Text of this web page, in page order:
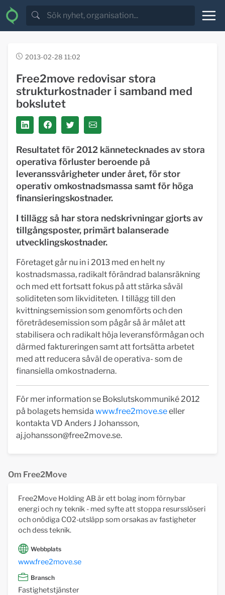
2013-02-28 11:02
Free2move redovisar stora
strukturkostnader i samband med
bokslutet
Resultatet för 2012 kännetecknades av stora
operativa förluster beroende på
leveranssvårigheter under året, för stor
operativ omkostnadsmassa samt för höga
finansieringskostnader.
I tillägg så har stora nedskrivningar gjorts av
tillgångsposter, primärt balanserade
utvecklingskostnader.
Företaget går nu in i 2013 med en helt ny
kostnadsmassa, radikalt förändrad balansräkning
och med ett fortsatt fokus på att stärka såväl
soliditeten som likviditeten. I tillägg till den
kvittningsemission som genomförts och den
företrädesemission som pågår så är målet att
stabilisera och radikalt höja leveransförmågan och
därmed faktureringen samt att fortsätta arbetet
med att reducera såväl de operativa- som de
finansiella omkostnaderna.
För mer information se Bokslutskommuniké 2012
på bolagets hemsida www.free2move.seeller
kontakta VD Anders J Johansson,
aj.johansson@free2move.se.
Om Free2Move
Free2Move Holding AB är ett bolag inom förnybar
energi och ny teknik - med syfte att stoppa resursslöseri
och onödiga CO2-utsläpp som orsakas av fastigheter
och dess teknik.
Webbplats
www.free2move.se
Bransch
Fastighetstjänster